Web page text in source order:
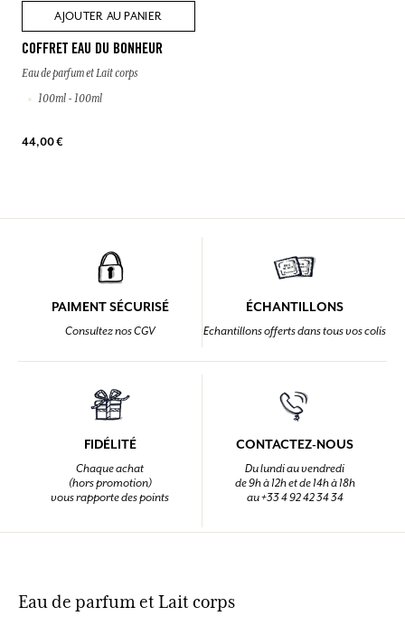
AJOUTER AU PANIER
COFFRET EAU DU BONHEUR
Eau de parfum et Lait corps
100ml - 100ml
44,00 €
PAIMENT SÉCURISÉ
Consultez nos CGV
ÉCHANTILLONS
Echantillons offerts dans tous vos colis
FIDÉLITÉ
Chaque achat
(hors promotion)
vous rapporte des points
CONTACTEZ-NOUS
Du lundi au vendredi
de 9h à 12h et de 14h à 18h
au +33 4 92 42 34 34
Eau de parfum et Lait corps